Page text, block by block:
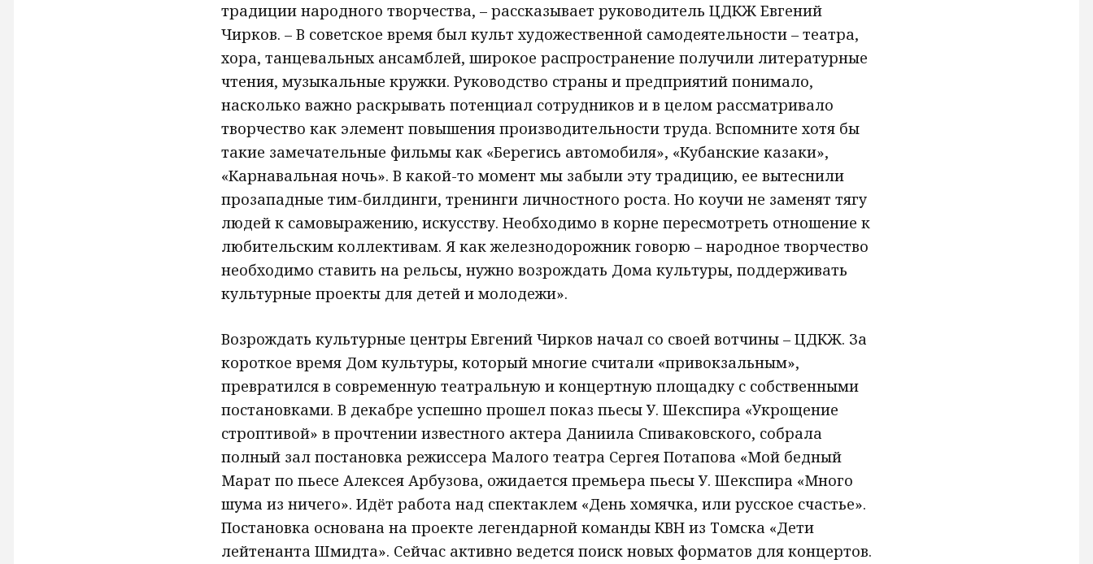
традиции народного творчества, – рассказывает руководитель ЦДКЖ Евгений
Чирков. – В советское время был культ художественной самодеятельности – театра,
хора, танцевальных ансамблей, широкое распространение получили литературные
чтения, музыкальные кружки. Руководство страны и предприятий понимало,
насколько важно раскрывать потенциал сотрудников и в целом рассматривало
творчество как элемент повышения производительности труда. Вспомните хотя бы
такие замечательные фильмы как «Берегись автомобиля», «Кубанские казаки»,
«Карнавальная ночь». В какой-то момент мы забыли эту традицию, ее вытеснили
прозападные тим-билдинги, тренинги личностного роста. Но коучи не заменят тягу
людей к самовыражению, искусству. Необходимо в корне пересмотреть отношение к
любительским коллективам. Я как железнодорожник говорю – народное творчество
необходимо ставить на рельсы, нужно возрождать Дома культуры, поддерживать
культурные проекты для детей и молодежи».
Возрождать культурные центры Евгений Чирков начал со своей вотчины – ЦДКЖ. За
короткое время Дом культуры, который многие считали «привокзальным»,
превратился в современную театральную и концертную площадку с собственными
постановками. В декабре успешно прошел показ пьесы У. Шекспира «Укрощение
строптивой» в прочтении известного актера Даниила Спиваковского, собрала
полный зал постановка режиссера Малого театра Сергея Потапова «Мой бедный
Марат по пьесе Алексея Арбузова, ожидается премьера пьесы У. Шекспира «Много
шума из ничего». Идёт работа над спектаклем «День хомячка, или русское счастье».
Постановка основана на проекте легендарной команды КВН из Томска «Дети
лейтенанта Шмидта». Сейчас активно ведется поиск новых форматов для концертов.